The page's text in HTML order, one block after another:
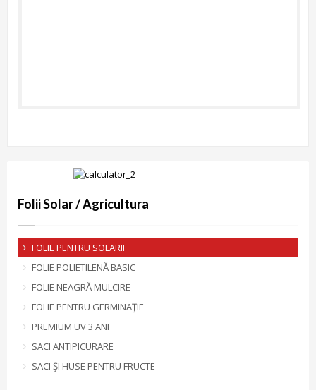
Folii Solar / Agricultura
FOLIE PENTRU SOLARII
FOLIE POLIETILENĂ BASIC
FOLIE NEAGRĂ MULCIRE
FOLIE PENTRU GERMINAŢIE
PREMIUM UV 3 ANI
SACI ANTIPICURARE
SACI ŞI HUSE PENTRU FRUCTE